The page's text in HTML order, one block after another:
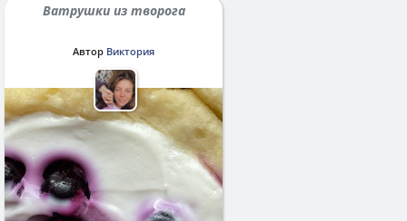
Ватрушки из творога
Автор Виктория